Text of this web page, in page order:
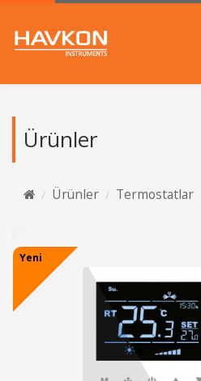
Ürünler
Ürünler Termostatlar
Yeni